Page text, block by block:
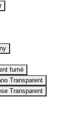
fumé
Transparent
Transparent